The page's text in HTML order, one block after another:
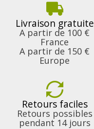
Livraison gratuite
A partir de 100 €
France
A partir de 150 €
Europe
Retours faciles
Retours possibles
pendant 14 jours